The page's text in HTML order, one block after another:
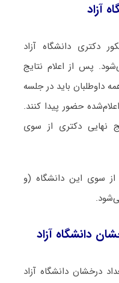
آزاد
دکتری دانشگاه آزاد
پس از اعلام نتایج
داوطلبان باید در جلسه
حضور پیدا کنند.
نهایی دکتری از سوی
از سوی این دانشگاه (و
دانشگاه آزاد
درخشان دانشگاه آزاد